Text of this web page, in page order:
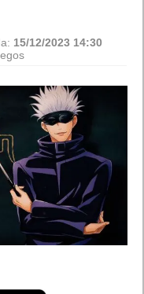
15/12/2023 14:30